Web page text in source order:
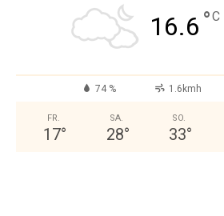
16.6 °C
74 % 1.6kmh
FR.
17°
SA.
28°
SO.
33°